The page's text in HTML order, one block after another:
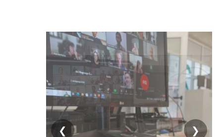
❮ ❯